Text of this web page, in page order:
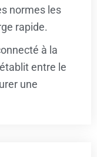
normes les
rapide.
à la
entre le
une